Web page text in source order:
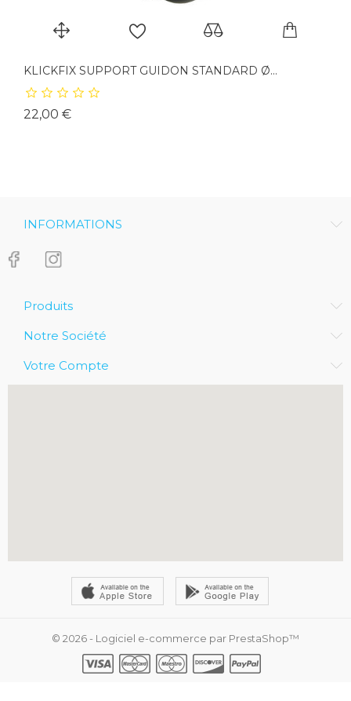
KLICKFIX SUPPORT GUIDON STANDARD Ø...
22,00 €Prix
INFORMATIONS
Produits
Notre Société
Votre Compte
© 2026 - Logiciel e-commerce par PrestaShop™